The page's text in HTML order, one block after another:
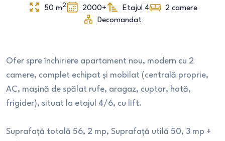
50 m2 2000+ Etajul 4 2 camere
Decomandat
Ofer spre închiriere apartament nou, modern cu 2
camere, complet echipat și mobilat (centrală proprie,
AC, mașină de spălat rufe, aragaz, cuptor, hotă,
frigider), situat la etajul 4/6, cu lift.
Suprafață totală 56, 2 mp, Suprafață utilă 50, 3 mp +